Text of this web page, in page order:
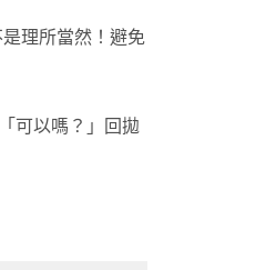
理所當然！避免
可以嗎？」回拋